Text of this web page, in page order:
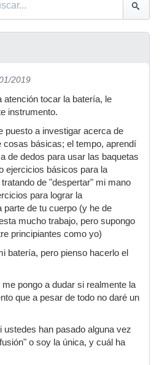
2019
atención tocar la batería, le
instrumento.
puesto a investigar acerca de
cosas básicas; el tempo, aprendí
de dedos para usar las baquetas
ejercicios básicos para la
de "despertar" mi mano
para lograr la
parte de tu cuerpo (y he de
mucho trabajo, pero supongo
principiantes como yo)
batería, pero pienso hacerlo el
pongo a dudar si realmente la
que a pesar de todo no daré un
ustedes han pasado alguna vez
o soy la única, y cuál ha